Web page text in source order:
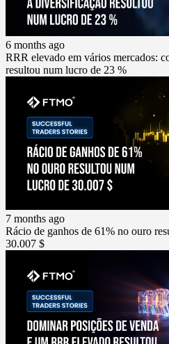
6 months ago
RRR elevado em vários mercados:
resultou num lucro de 23 %
7 months ago
Rácio de ganhos de 61% no ouro
30.007 $